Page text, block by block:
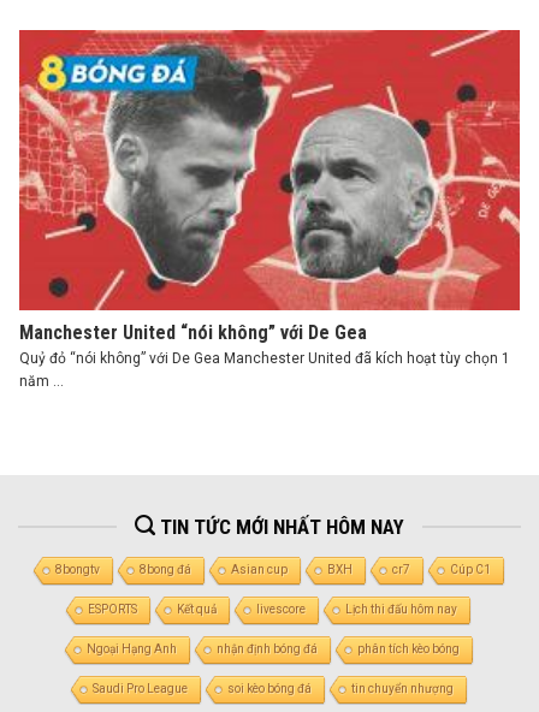
Manchester United “nói không” với De Gea
Quỷ đỏ “nói không” với De Gea Manchester United đã kích hoạt tùy chọn 1
năm ...
TIN TỨC MỚI NHẤT HÔM NAY
8bongtv 8bong đá Asian cup BXH cr7 Cúp C1
ESPORTS Kết quả livescore Lịch thi đấu hôm nay
Ngoại Hạng Anh nhận định bóng đá phân tích kèo bóng
Saudi Pro League soi kèo bóng đá tin chuyển nhượng